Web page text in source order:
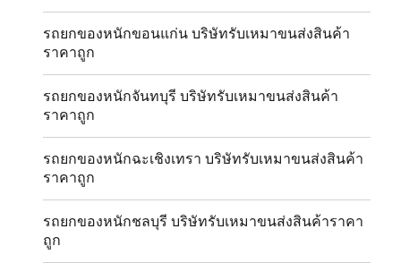
รถยกของหนักขอนแก่น บริษัทรับเหมาขนส่งสินค้า
ราคาถูก
รถยกของหนักจันทบุรี บริษัทรับเหมาขนส่งสินค้า
ราคาถูก
รถยกของหนักฉะเชิงเทรา บริษัทรับเหมาขนส่งสินค้า
ราคาถูก
รถยกของหนักชลบุรี บริษัทรับเหมาขนส่งสินค้าราคา
ถูก